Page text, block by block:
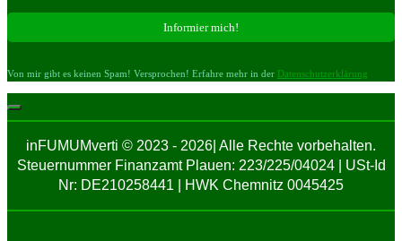
Von mir gibt es keinen Spam! Versprochen! Erfahre mehr in der Datenschutzerklärung
inFUMUMverti © 2023 - 2026| Alle Rechte vorbehalten.
Steuernummer Finanzamt Plauen: 223/225/04024 | USt-Id
Nr: DE210258441 | HWK Chemnitz 0045425